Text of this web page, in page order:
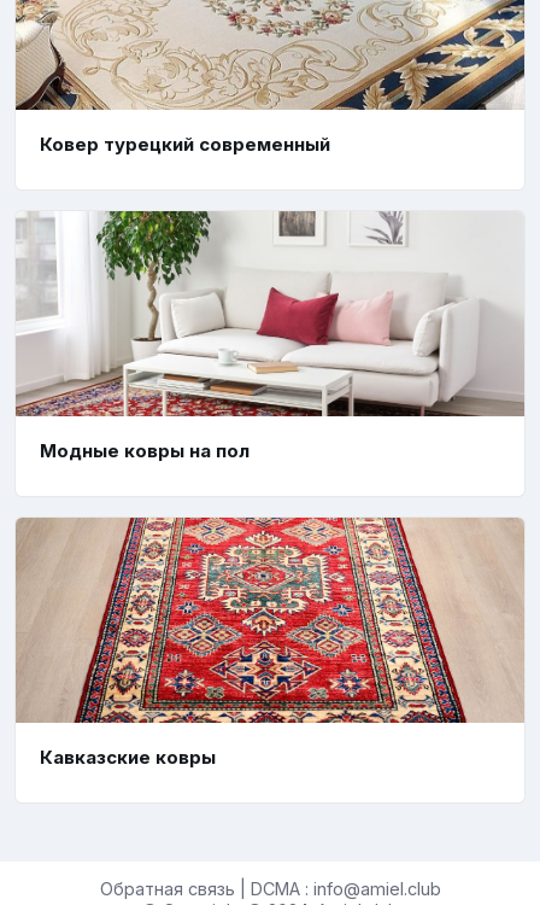
Ковер турецкий современный
Модные ковры на пол
Кавказские ковры
Обратная связь | DCMA : info@amiel.club